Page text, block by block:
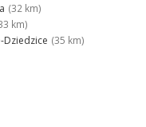
(32 km)
km)
Dziedzice (35 km)